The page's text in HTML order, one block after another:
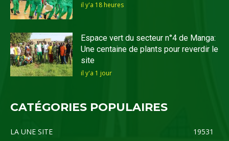
il y'a 18 heures
Espace vert du secteur n°4 de Manga:
Une centaine de plants pour reverdir le
site
il y'a 1 jour
CATÉGORIES POPULAIRES
LA UNE SITE
19531